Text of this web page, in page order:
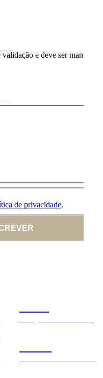
e deve ser mantido
de privacidade.